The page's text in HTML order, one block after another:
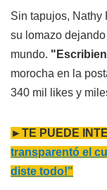
Sin tapujos, Nathy
su lomazo
mundo.
morocha en la
340 mil likes y
►TE PUEDE
transparentó el
diste todo!"